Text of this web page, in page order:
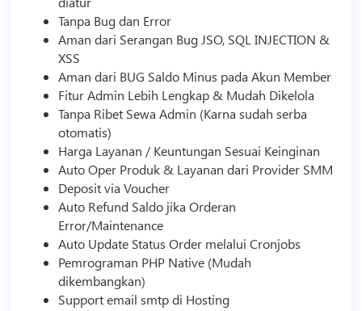
Tanpa Bug dan Error
Aman dari Serangan Bug JSO, SQL INJECTION &
XSS
Aman dari BUG Saldo Minus pada Akun Member
Fitur Admin Lebih Lengkap & Mudah Dikelola
Tanpa Ribet Sewa Admin (Karna sudah serba
otomatis)
Harga Layanan / Keuntungan Sesuai Keinginan
Auto Oper Produk & Layanan dari Provider SMM
Deposit via Voucher
Auto Refund Saldo jika Orderan
Error/Maintenance
Auto Update Status Order melalui Cronjobs
Pemrograman PHP Native (Mudah
dikembangkan)
Support email smtp di Hosting